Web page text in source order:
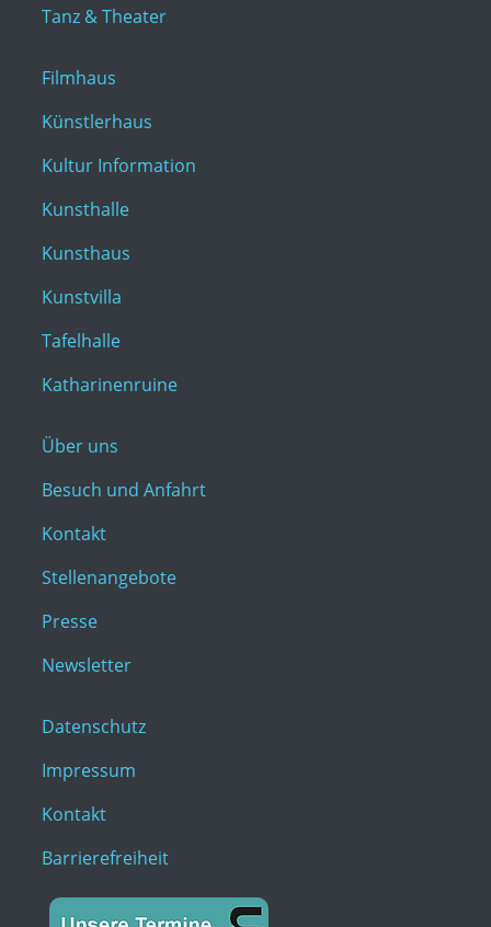
Tanz & Theater
Filmhaus
Künstlerhaus
Kultur Information
Kunsthalle
Kunsthaus
Kunstvilla
Tafelhalle
Katharinenruine
Über uns
Besuch und Anfahrt
Kontakt
Stellenangebote
Presse
Newsletter
Datenschutz
Impressum
Kontakt
Barrierefreiheit